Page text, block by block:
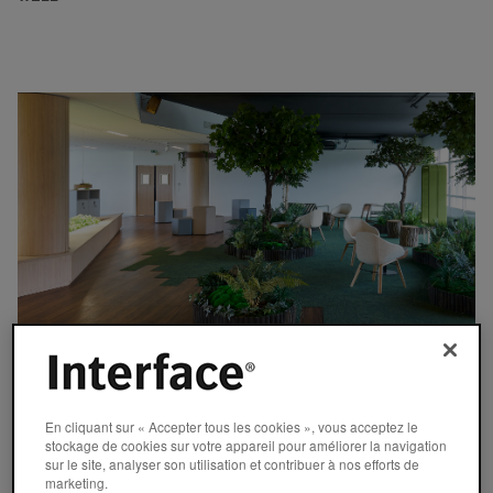
ETUDE DE CAS
Des exemples de bureaux biophiliques
février 22, 2022
En cliquant sur « Accepter tous les cookies », vous acceptez le
stockage de cookies sur votre appareil pour améliorer la navigation
sur le site, analyser son utilisation et contribuer à nos efforts de
marketing.